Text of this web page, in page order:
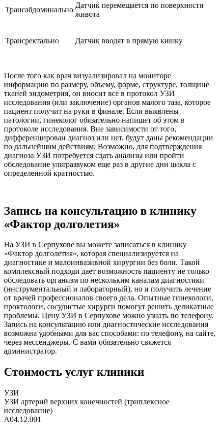
Трансабдоминально
Датчик перемещается по поверхности
живота
Трансректально Датчик вводят в прямую кишку
После того как врач визуализировал на мониторе
информацию по размеру, объему, форме, структуре, толщине
тканей эндометрия, он вносит все в протокол УЗИ
исследования (или заключение) органов малого таза, которое
пациент получит на руки в финале. Если выявлены
патологии, гинеколог обязательно напишет об этом в
протоколе исследования. Вне зависимости от того,
дифференцирован диагноз или нет, будут даны рекомендации
по дальнейшим действиям. Возможно, для подтверждения
диагноза УЗИ потребуется сдать анализы или пройти
обследование ультразвуком еще раз в другие дни цикла с
определенной кратностью.
Запись на консультацию в клинику
«Фактор долголетия»
На УЗИ в Серпухове вы можете записаться в клинику
«Фактор долголетия», которая специализируется на
диагностике и малоинвазивной хирургии без боли. Такой
комплексный подходи дает возможность пациенту не только
обследовать организм по нескольким каналам диагностики
(инструментальный и лабораторный), но и получить лечение
от врачей профессионалов своего дела. Опытные гинекологи,
проктологи, сосудистые хирурги помогут решить деликатные
проблемы. Цену УЗИ в Серпухове можно узнать по телефону.
Запись на консультацию или диагностические исследования
возможна удобными для вас способами: по телефону, на сайте,
через мессенджеры. С вами обязательно свяжется
администратор.
Стоимость услуг клиники
УЗИ
УЗИ артерий верхних конечностей (триплексное
исследование)
A04.12.001